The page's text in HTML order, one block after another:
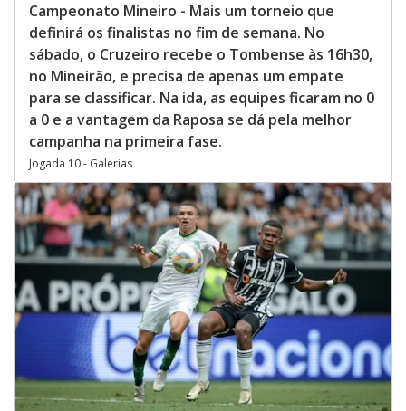
Campeonato Mineiro - Mais um torneio que
definirá os finalistas no fim de semana. No
sábado, o Cruzeiro recebe o Tombense às 16h30,
no Mineirão, e precisa de apenas um empate
para se classificar. Na ida, as equipes ficaram no 0
a 0 e a vantagem da Raposa se dá pela melhor
campanha na primeira fase.
Jogada 10 - Galerias